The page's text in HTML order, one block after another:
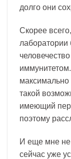
долго они
Скорее
лаборатории
такой
имеющий
поэтому
И еще мне не
сейчас уже